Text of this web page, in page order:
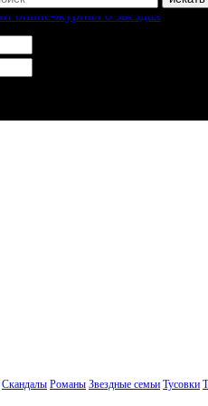
Скандалы Романы Звездные семьи Тусовки